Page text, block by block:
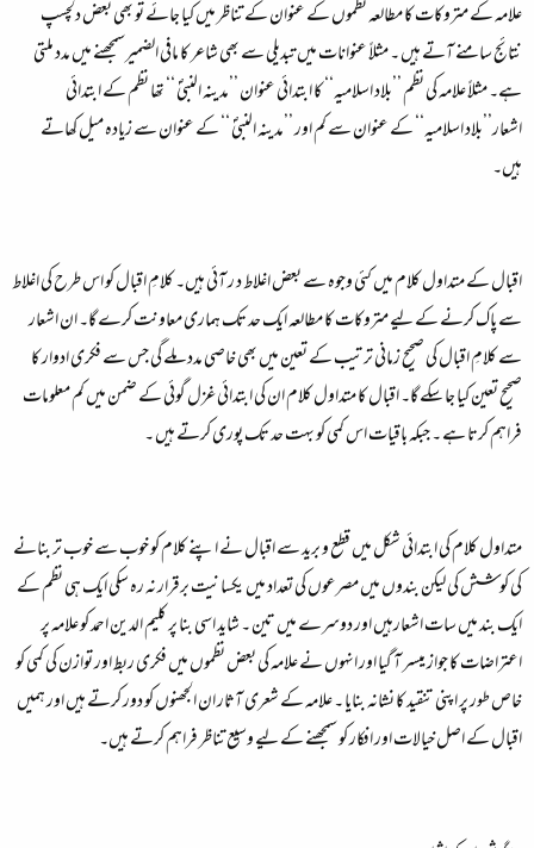
علامہ کے متروکات کا مطالعہ نظموں کے عنوان کے تناظر میں کیا جائے تو بھی بعض دلچسپ
نتائج سامنے آتے ہیں ۔ مثلاً عنوانات میں تبدیلی سے بھی شاعر کا مافی الضمیرسمجھنے میں مدد ملتی
ہے۔ مثلاً علامہ کی نظم ’’بلاد اسلامیہ‘‘ کا ابتدائی عنوان ’’مدینہ النبیؐ ‘‘ تھا نظم کے ابتدائی
اشعار’’بلاد اسلامیہ‘‘ کے عنوان سے کم اور ’’مدینہ النبیؐ ‘‘ کے عنوان سے زیادہ میل کھاتے
ہیں۔
اقبال کے متداول کلام میں کئی وجوہ سے بعض اغلاط د ر آئی ہیں۔ کلامِ اقبال کو اس طرح کی اغلاط
سے پاک کرنے کے لیے متروکات کا مطالعہ ایک حد تک ہماری معاونت کرے گا۔ ان اشعار
سے کلامِ اقبال کی صحیح زمانی ترتیب کے تعین میں بھی خاصی مدد ملے گی جس سے فکری ادوار کا
صحیح تعین کیا جا سکے گا۔ اقبال کا متداول کلام ان کی ابتدائی غزل گوئی کے ضمن میں کم معلومات
فراہم کرتا ہے ۔ جبکہ باقیات اس کمی کو بہت حد تک پوری کرتے ہیں ۔
متداول کلام کی ابتدائی شکل میں قطع و برید سے اقبال نے اپنے کلام کو خوب سے خوب تر بنانے
کی کوشش کی لیکن بندوں میں مصرعوں کی تعداد میں یکسانیت برقرار نہ رہ سکی ایک ہی نظم کے
ایک بند میں سات اشعارہیں اور دوسرے میں تین ۔ شاید اسی بنا پر کلیم الدین احمد کو علامہ پر
اعتراضات کا جواز میسر آ گیا اور انہوں نے علامہ کی بعض نظموں میں فکری ربط اور توازن کی کمی کو
خاص طور پر اپنی تنقید کا نشانہ بنایا ۔ علامہ کے شعری آثار ان الجھنوں کو دور کرتے ہیں اور ہمیں
اقبال کے اصل خیالات اور افکار کو سمجھنے کے لیے وسیع تناظر فراہم کرتے ہیں۔